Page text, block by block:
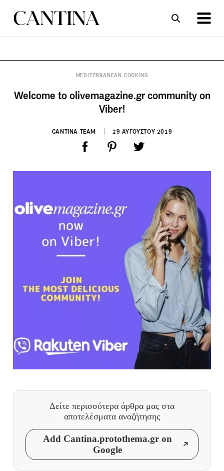
ΣΥΝΤΑΓΕΣ ΑΡΘΡΑ
MEDITERRANEAN COOKING
Welcome to olivemagazine.gr community on
Viber!
CANTINA TEAM 29 ΑΥΓΟΥΣΤΟΥ 2019
Δείτε περισσότερα άρθρα μας στα
αποτελέσματα αναζήτησης
Add Cantina.protothema.gr on
Google